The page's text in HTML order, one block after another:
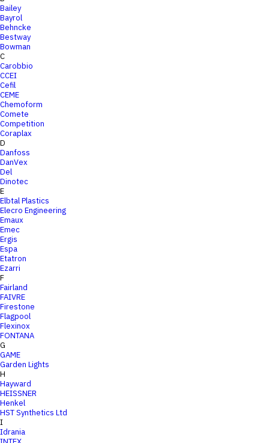
Bailey
Bayrol
Behncke
Bestway
Bowman
C
Carobbio
CCEI
Cefil
CEME
Chemoform
Comete
Competition
Coraplax
D
Danfoss
DanVex
Del
Dinotec
E
Elbtal Plastics
Elecro Engineering
Emaux
Emec
Ergis
Espa
Etatron
Ezarri
F
Fairland
FAIVRE
Firestone
Flagpool
Flexinox
FONTANA
G
GAME
Garden Lights
H
Hayward
HEISSNER
Henkel
HST Synthetics Ltd
I
Idrania